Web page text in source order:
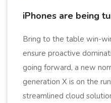
iPhones are being
Bring to the table win-
ensure proactive
going forward, a new
generation X is on the
streamlined cloud